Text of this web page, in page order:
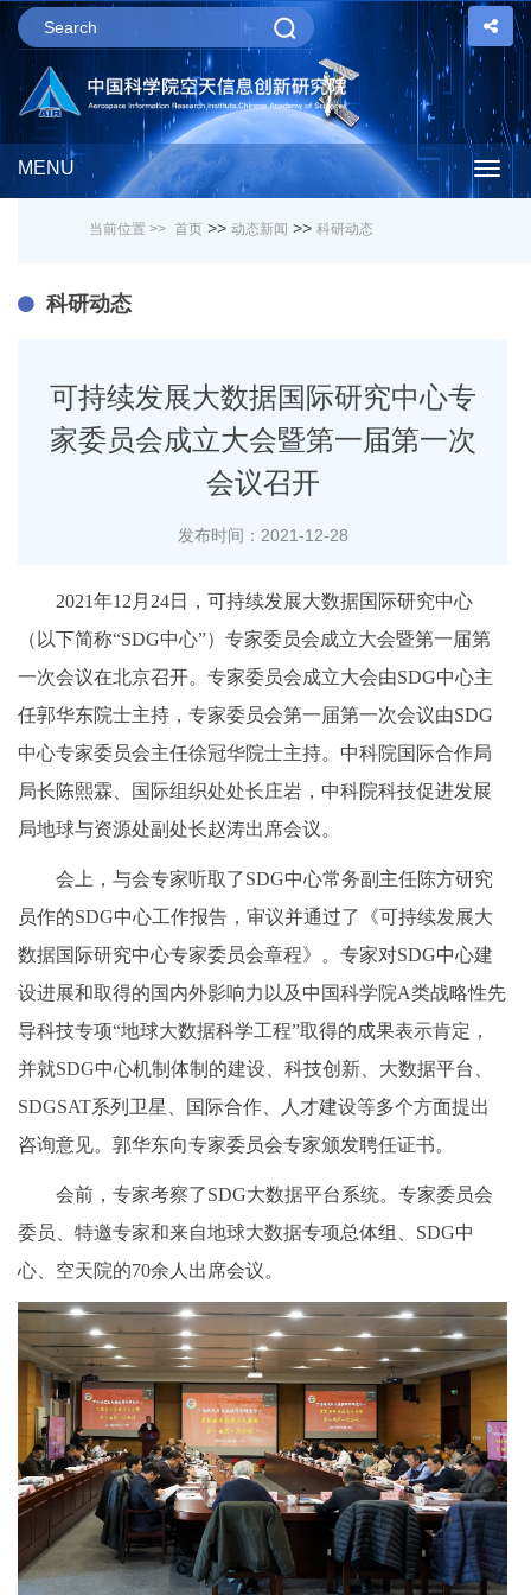
MENU
当前位置 >> 首页 >> 动态新闻 >> 科研动态
科研动态
可持续发展大数据国际研究中心专
家委员会成立大会暨第一届第一次
会议召开
发布时间：2021-12-28
2021年12月24日，可持续发展大数据国际研究中心
（以下简称“SDG中心”）专家委员会成立大会暨第一届第
一次会议在北京召开。专家委员会成立大会由SDG中心主
任郭华东院士主持，专家委员会第一届第一次会议由SDG
中心专家委员会主任徐冠华院士主持。中科院国际合作局
局长陈熙霖、国际组织处处长庄岩，中科院科技促进发展
局地球与资源处副处长赵涛出席会议。
会上，与会专家听取了SDG中心常务副主任陈方研究
员作的SDG中心工作报告，审议并通过了《可持续发展大
数据国际研究中心专家委员会章程》。专家对SDG中心建
设进展和取得的国内外影响力以及中国科学院A类战略性先
导科技专项“地球大数据科学工程”取得的成果表示肯定，
并就SDG中心机制体制的建设、科技创新、大数据平台、
SDGSAT系列卫星、国际合作、人才建设等多个方面提出
咨询意见。郭华东向专家委员会专家颁发聘任证书。
会前，专家考察了SDG大数据平台系统。专家委员会
委员、特邀专家和来自地球大数据专项总体组、SDG中
心、空天院的70余人出席会议。